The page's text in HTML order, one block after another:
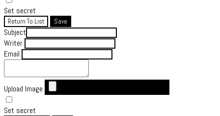
Set secret
Return To List Save
Subject
Writer
Email
Upload Image
Set secret